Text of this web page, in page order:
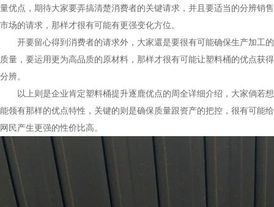
量优点，期待大家要弄搞清楚消费者的关键请求，并且要适当的分辨销售
市场的请求，那样才很有可能有更强变化方位。
开要留心得到消费者的请求外，大家還是要很有可能确保生产加工的
质量，要运用更为高品质的原材料，那样才很有可能让塑料桶的优点获得
分辨。
以上则是企业肯定塑料桶提升逐鹿优点的周全详细介绍，大家倘若想
能领有那样的优点特性，关键的则是确保质量跟资产的把控，很有可能给
网民产生更强的性价比高。